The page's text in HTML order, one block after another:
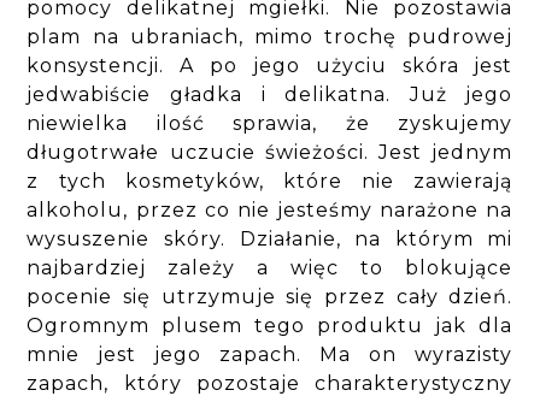
pomocy delikatnej mgiełki. Nie pozostawia
plam na ubraniach, mimo trochę pudrowej
konsystencji. A po jego użyciu skóra jest
jedwabiście gładka i delikatna. Już jego
niewielka ilość sprawia, że zyskujemy
długotrwałe uczucie świeżości. Jest jednym
z tych kosmetyków, które nie zawierają
alkoholu, przez co nie jesteśmy narażone na
wysuszenie skóry. Działanie, na którym mi
najbardziej zależy a więc to blokujące
pocenie się utrzymuje się przez cały dzień.
Ogromnym plusem tego produktu jak dla
mnie jest jego zapach. Ma on wyrazisty
zapach, który pozostaje charakterystyczny